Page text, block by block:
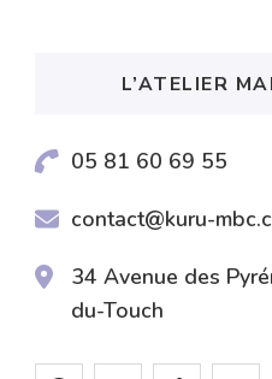
L’ATELIER
05 81 60 69 55
contact@kuru-
34 Avenue des
du-Touch